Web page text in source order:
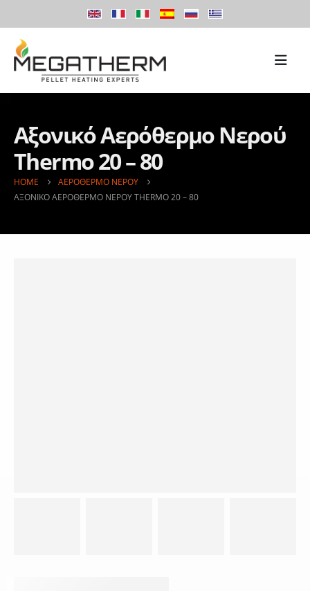
Αξονικό Αερόθερμο Νερού
Thermo 20 – 80
HOME
ΑΕΡΌΘΕΡΜΟ ΝΕΡΟΎ
ΑΞΟΝΙΚΌ ΑΕΡΌΘΕΡΜΟ ΝΕΡΟΎ THERMO 20 – 80